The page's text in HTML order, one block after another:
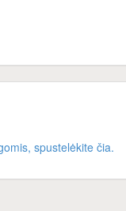
spustelėkite čia.